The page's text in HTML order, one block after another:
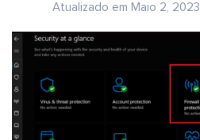
Atualizado em Maio 2, 2023